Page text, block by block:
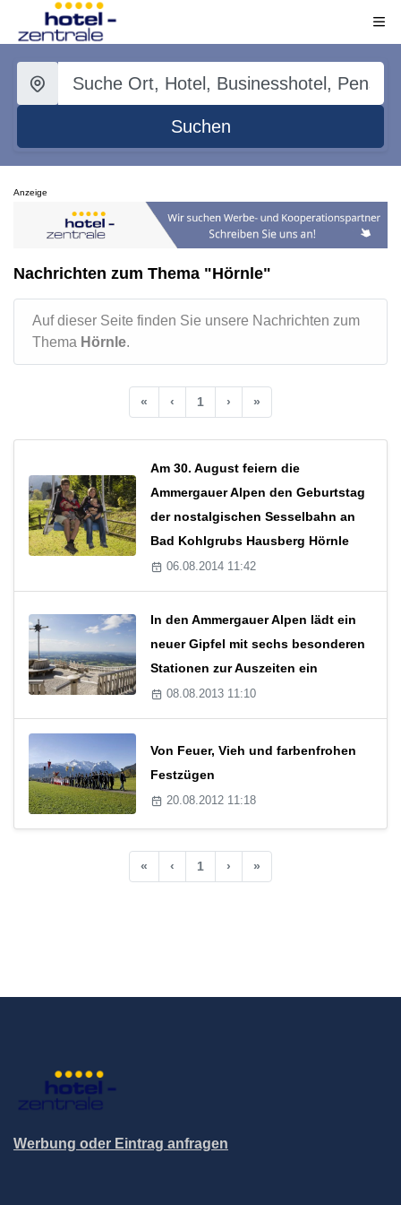
Suchen
Anzeige
Nachrichten zum Thema "Hörnle"
Auf dieser Seite finden Sie unsere Nachrichten zum
Thema Hörnle.
« ‹ 1 › »
Am 30. August feiern die
Ammergauer Alpen den Geburtstag
der nostalgischen Sesselbahn an
Bad Kohlgrubs Hausberg Hörnle
06.08.2014 11:42
In den Ammergauer Alpen lädt ein
neuer Gipfel mit sechs besonderen
Stationen zur Auszeiten ein
08.08.2013 11:10
Von Feuer, Vieh und farbenfrohen
Festzügen
20.08.2012 11:18
« ‹ 1 › »
Werbung oder Eintrag anfragen